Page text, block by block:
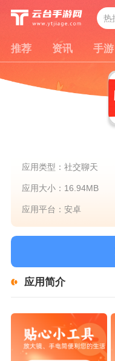
推荐 资讯 手游
应用类型：社交聊天
应用大小：16.94MB
应用平台：安卓
应用简介